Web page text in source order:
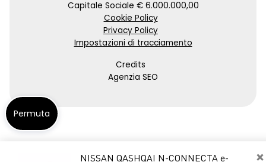
×
NISSAN QASHQAI N-CONNECTA e-
Capitale Sociale € 6.000.000,00
Cookie Policy
Privacy Policy
Impostazioni di tracciamento
Credits
Agenzia SEO
Permuta